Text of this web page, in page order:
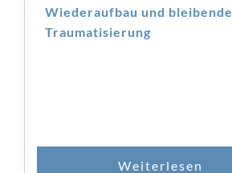
Wiederaufbau und bleibende
Traumatisierung